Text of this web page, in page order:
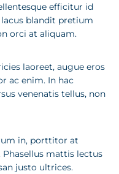
efficitur id
blandit pretium
orci at aliquam.
laoreet, augue eros
ac enim. In hac
venenatis tellus, non
in, porttitor at
mattis lectus
justo ultrices.